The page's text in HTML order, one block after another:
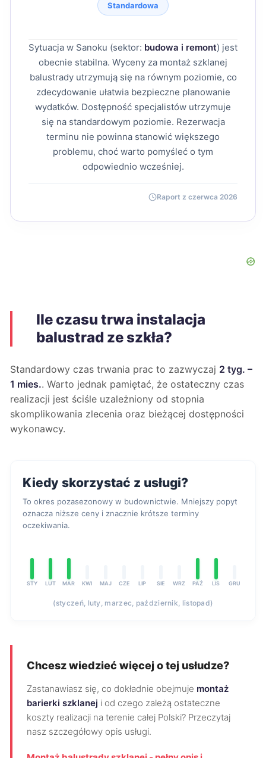
Standardowa
Sytuacja w Sanoku (sektor: budowa i remont) jest
obecnie stabilna. Wyceny za montaż szklanej
balustrady utrzymują się na równym poziomie, co
zdecydowanie ułatwia bezpieczne planowanie
wydatków. Dostępność specjalistów utrzymuje
się na standardowym poziomie. Rezerwacja
terminu nie powinna stanowić większego
problemu, choć warto pomyśleć o tym
odpowiednio wcześniej.
Raport z czerwca 2026
Ile czasu trwa instalacja
balustrad ze szkła?
Standardowy czas trwania prac to zazwyczaj 2 tyg. –
1 mies.. Warto jednak pamiętać, że ostateczny czas
realizacji jest ściśle uzależniony od stopnia
skomplikowania zlecenia oraz bieżącej dostępności
wykonawcy.
Kiedy skorzystać z usługi?
To okres pozasezonowy w budownictwie. Mniejszy popyt
oznacza niższe ceny i znacznie krótsze terminy
oczekiwania.
STY LUT MAR KWI MAJ CZE LIP SIE WRZ PAŹ LIS GRU
(styczeń, luty, marzec, październik, listopad)
Chcesz wiedzieć więcej o tej usłudze?
Zastanawiasz się, co dokładnie obejmuje montaż
barierki szklanej i od czego zależą ostateczne
koszty realizacji na terenie całej Polski? Przeczytaj
nasz szczegółowy opis usługi.